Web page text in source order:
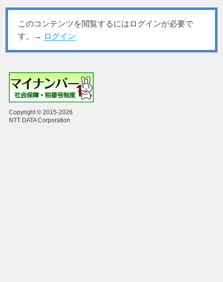
このコンテンツを閲覧するにはログインが必要で
す。→ ログイン
Copyright © 2015-2026
NTT DATA Corporation